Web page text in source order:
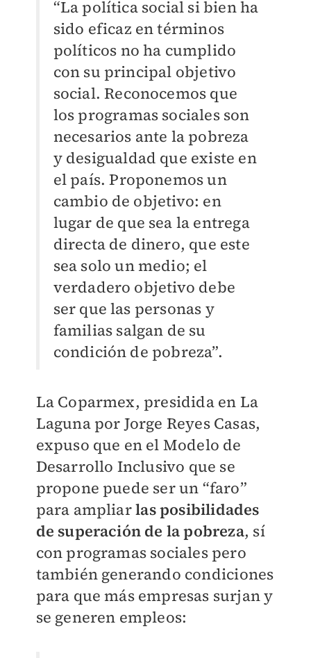
“La política social si bien ha
sido eficaz en términos
políticos no ha cumplido
con su principal objetivo
social. Reconocemos que
los programas sociales son
necesarios ante la pobreza
y desigualdad que existe en
el país. Proponemos un
cambio de objetivo: en
lugar de que sea la entrega
directa de dinero, que este
sea solo un medio; el
verdadero objetivo debe
ser que las personas y
familias salgan de su
condición de pobreza”.
La Coparmex, presidida en La
Laguna por Jorge Reyes Casas,
expuso que en el Modelo de
Desarrollo Inclusivo que se
propone puede ser un “faro”
para ampliarlas posibilidades
de superación de la pobreza, sí
con programas sociales pero
también generando condiciones
para que más empresas surjan y
se generen empleos: